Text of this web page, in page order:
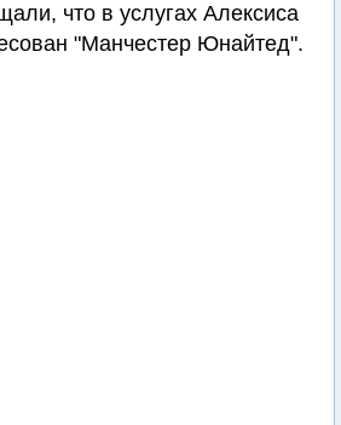
что в услугах Алексиса
"Манчестер Юнайтед".